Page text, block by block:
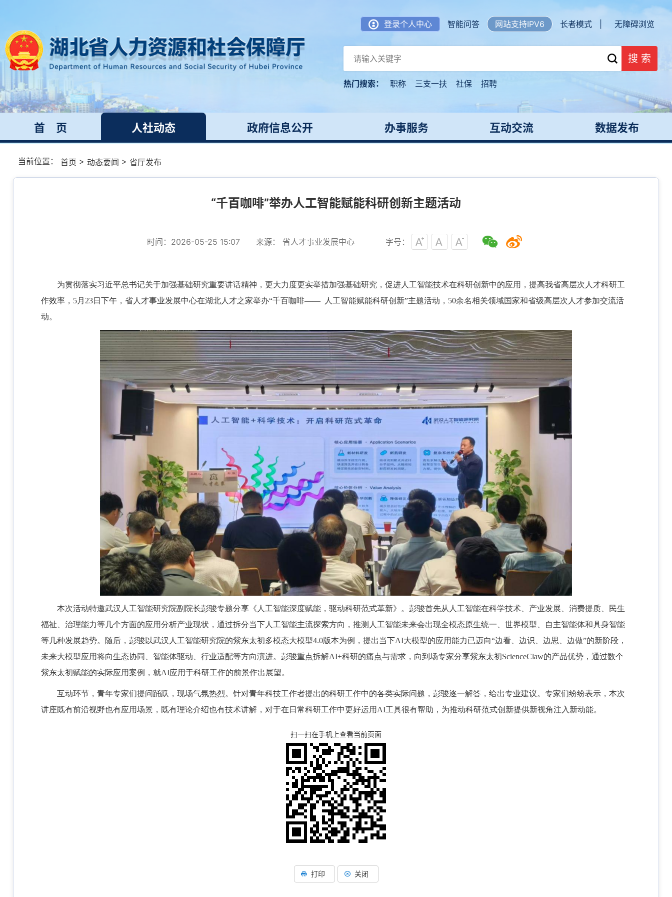
登录个人中心 智能问答 网站支持IPV6 长者模式 | 无障碍浏览
搜 索
热门搜索： 职称 三支一扶 社保 招聘
首 页 人社动态 政府信息公开 办事服务 互动交流 数据发布
当前位置： 首页 > 动态要闻 > 省厅发布
“千百咖啡”举办人工智能赋能科研创新主题活动
时间：2026-05-25 15:07 来源： 省人才事业发展中心 字号：
为贯彻落实习近平总书记关于加强基础研究重要讲话精神，更大力度更实举措加强基础研究，促进人工智能技术在科研创新中的应用，提高我省高层次人才科研工
作效率，5月23日下午，省人才事业发展中心在湖北人才之家举办“千百咖啡—— 人工智能赋能科研创新”主题活动，50余名相关领域国家和省级高层次人才参加交流活
动。
本次活动特邀武汉人工智能研究院副院长彭骏专题分享《人工智能深度赋能，驱动科研范式革新》。彭骏首先从人工智能在科学技术、产业发展、消费提质、民生
福祉、治理能力等几个方面的应用分析产业现状，通过拆分当下人工智能主流探索方向，推测人工智能未来会出现全模态原生统一、世界模型、自主智能体和具身智能
等几种发展趋势。随后，彭骏以武汉人工智能研究院的紫东太初多模态大模型4.0版本为例，提出当下AI大模型的应用能力已迈向“边看、边识、边思、边做”的新阶段，
未来大模型应用将向生态协同、智能体驱动、行业适配等方向演进。彭骏重点拆解AI+科研的痛点与需求，向到场专家分享紫东太初ScienceClaw的产品优势，通过数个
紫东太初赋能的实际应用案例，就AI应用于科研工作的前景作出展望。
互动环节，青年专家们提问踊跃，现场气氛热烈。针对青年科技工作者提出的科研工作中的各类实际问题，彭骏逐一解答，给出专业建议。专家们纷纷表示，本次
讲座既有前沿视野也有应用场景，既有理论介绍也有技术讲解，对于在日常科研工作中更好运用AI工具很有帮助，为推动科研范式创新提供新视角注入新动能。
扫一扫在手机上查看当前页面
打印 关闭